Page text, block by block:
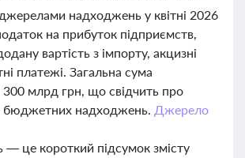
надходжень у квітні 2026
на прибуток підприємств,
вартість з імпорту, акцизні
платежі. Загальна сума
млрд грн, що свідчить про
бюджетних надходжень. Джерело
— це короткий підсумок змісту